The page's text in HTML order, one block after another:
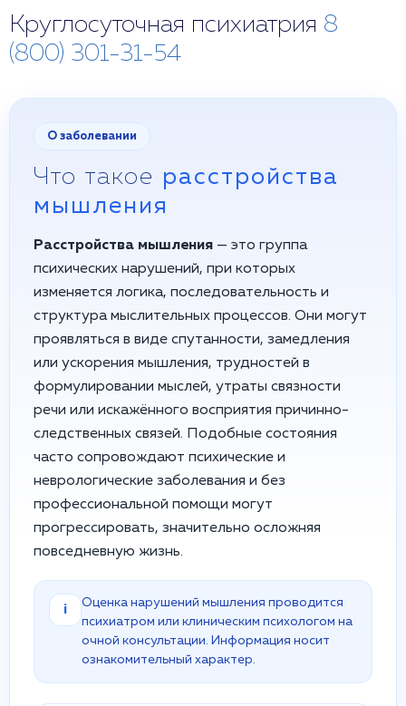
Круглосуточная психиатрия 8
(800) 301-31-54
О заболевании
Что такое расстройства
мышления
Расстройства мышления — это группа
психических нарушений, при которых
изменяется логика, последовательность и
структура мыслительных процессов. Они могут
проявляться в виде спутанности, замедления
или ускорения мышления, трудностей в
формулировании мыслей, утраты связности
речи или искажённого восприятия причинно-
следственных связей. Подобные состояния
часто сопровождают психические и
неврологические заболевания и без
профессиональной помощи могут
прогрессировать, значительно осложняя
повседневную жизнь.
i
Оценка нарушений мышления проводится
психиатром или клиническим психологом на
очной консультации. Информация носит
ознакомительный характер.